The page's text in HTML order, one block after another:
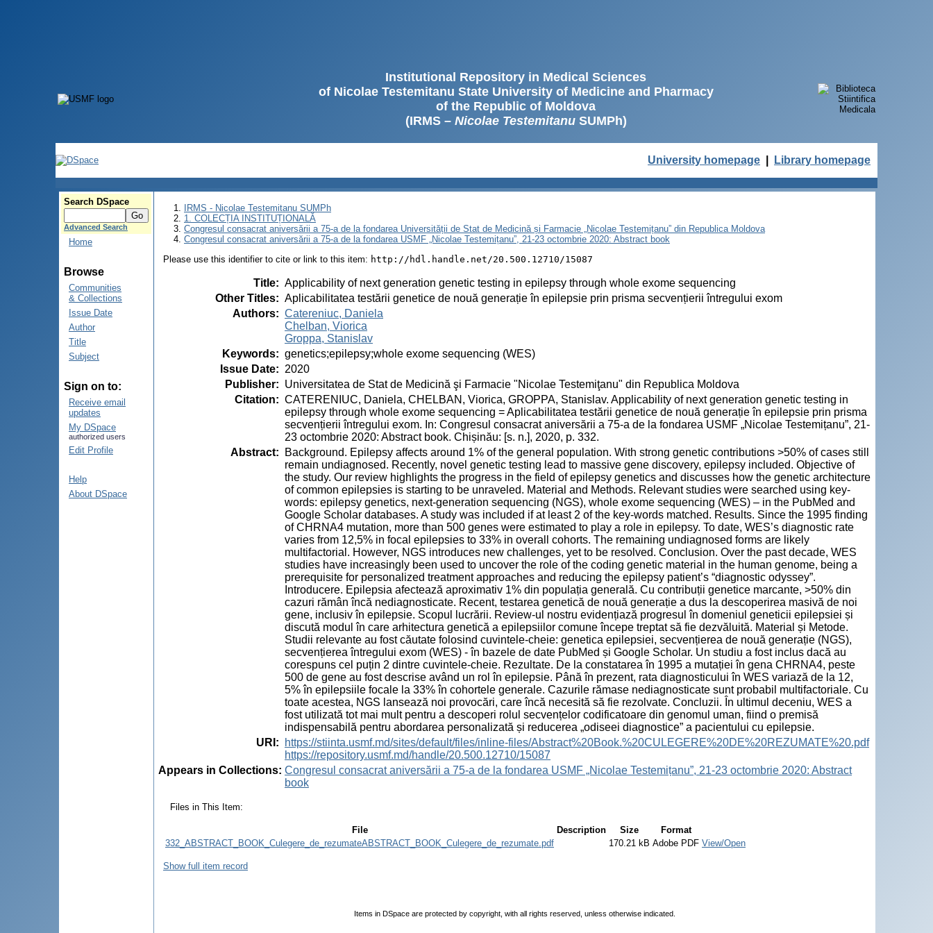
Institutional Repository in Medical Sciences
of Nicolae Testemitanu State University of Medicine and Pharmacy
of the Republic of Moldova
(IRMS – Nicolae TestemitanuSUMPh)
University homepage Library homepage
Search DSpace
Advanced Search
Home
Browse
Communities
& Collections
Issue Date
Author
Title
Subject
Sign on to:
Receive email
updates
My DSpace
authorized users
Edit Profile
Help
About DSpace
IRMS - Nicolae Testemitanu SUMPh
1. COLECȚIA INSTITUȚIONALĂ
Congresul consacrat aniversării a 75-a de la fondarea Universității de Stat de Medicină și Farmacie „Nicolae Testemițanu” din Republica Moldova
Congresul consacrat aniversării a 75-a de la fondarea USMF „Nicolae Testemițanu”, 21-23 octombrie 2020: Abstract book
Please use this identifier to cite or link to this item: http://hdl.handle.net/20.500.12710/15087
Title: Applicability of next generation genetic testing in epilepsy through whole exome sequencing
Other Titles: Aplicabilitatea testării genetice de nouă generație în epilepsie prin prisma secvențierii întregului exom
Authors: Catereniuc, Daniela
Chelban, Viorica
Groppa, Stanislav
Keywords: genetics;epilepsy;whole exome sequencing (WES)
Issue Date: 2020
Publisher: Universitatea de Stat de Medicină şi Farmacie "Nicolae Testemiţanu" din Republica Moldova
Citation: CATERENIUC, Daniela, CHELBAN, Viorica, GROPPA, Stanislav. Applicability of next generation genetic testing in
epilepsy through whole exome sequencing = Aplicabilitatea testării genetice de nouă generație în epilepsie prin prisma
secvențierii întregului exom. In: Congresul consacrat aniversării a 75-a de la fondarea USMF „Nicolae Testemițanu”, 21-
23 octombrie 2020: Abstract book. Chișinău: [s. n.], 2020, p. 332.
Abstract:
Background. Epilepsy affects around 1% of the general population. With strong genetic contributions >50% of cases still
remain undiagnosed. Recently, novel genetic testing lead to massive gene discovery, epilepsy included. Objective of
the study. Our review highlights the progress in the field of epilepsy genetics and discusses how the genetic architecture
of common epilepsies is starting to be unraveled. Material and Methods. Relevant studies were searched using key-
words: epilepsy genetics, next-generation sequencing (NGS), whole exome sequencing (WES) – in the PubMed and
Google Scholar databases. A study was included if at least 2 of the key-words matched. Results. Since the 1995 finding
of CHRNA4 mutation, more than 500 genes were estimated to play a role in epilepsy. To date, WES’s diagnostic rate
varies from 12,5% in focal epilepsies to 33% in overall cohorts. The remaining undiagnosed forms are likely
multifactorial. However, NGS introduces new challenges, yet to be resolved. Conclusion. Over the past decade, WES
studies have increasingly been used to uncover the role of the coding genetic material in the human genome, being a
prerequisite for personalized treatment approaches and reducing the epilepsy patient’s “diagnostic odyssey”.
Introducere. Epilepsia afectează aproximativ 1% din populația generală. Cu contribuții genetice marcante, >50% din
cazuri rămân încă nediagnosticate. Recent, testarea genetică de nouă generație a dus la descoperirea masivă de noi
gene, inclusiv în epilepsie. Scopul lucrării. Review-ul nostru evidențiază progresul în domeniul geneticii epilepsiei și
discută modul în care arhitectura genetică a epilepsiilor comune începe treptat să fie dezvăluită. Material și Metode.
Studii relevante au fost căutate folosind cuvintele-cheie: genetica epilepsiei, secvențierea de nouă generație (NGS),
secvențierea întregului exom (WES) - în bazele de date PubMed și Google Scholar. Un studiu a fost inclus dacă au
corespuns cel puțin 2 dintre cuvintele-cheie. Rezultate. De la constatarea în 1995 a mutației în gena CHRNA4, peste
500 de gene au fost descrise având un rol în epilepsie. Până în prezent, rata diagnosticului în WES variază de la 12,
5% în epilepsiile focale la 33% în cohortele generale. Cazurile rămase nediagnosticate sunt probabil multifactoriale. Cu
toate acestea, NGS lansează noi provocări, care încă necesită să fie rezolvate. Concluzii. În ultimul deceniu, WES a
fost utilizată tot mai mult pentru a descoperi rolul secvențelor codificatoare din genomul uman, fiind o premisă
indispensabilă pentru abordarea personalizată și reducerea „odiseei diagnostice” a pacientului cu epilepsie.
URI :
https://stiinta.usmf.md/sites/default/files/inline-files/Abstract%20Book.%20CULEGERE%20DE%20REZUMATE%20.pdf
https://repository.usmf.md/handle/20.500.12710/15087
Appears in Collections: Congresul consacrat aniversării a 75-a de la fondarea USMF „Nicolae Testemițanu”, 21-23 octombrie 2020: Abstract
book
Files in This Item:
File Description Size
Format
332_ABSTRACT_BOOK_Culegere_de_rezumateABSTRACT_BOOK_Culegere_de_rezumate.pdf
170.21 kB Adobe PDF View/Open
Show full item record
Items in DSpace are protected by copyright, with all rights reserved, unless otherwise indicated.